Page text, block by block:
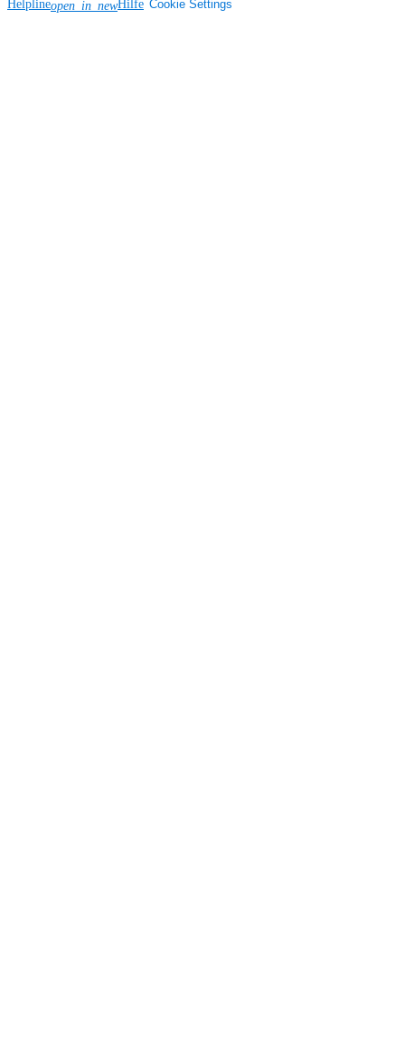
Helplineopen_in_newHilfe Cookie Settings